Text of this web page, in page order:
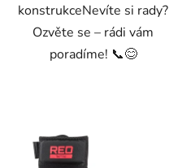
konstrukceNevíte si rady?
Ozvěte se – rádi vám
poradíme! 📞😊